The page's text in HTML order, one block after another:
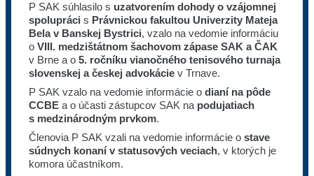
P SAK súhlasilo s uzatvorením dohody o vzájomnej
spolupráci s Právnickou fakultou Univerzity Mateja
Bela v Banskej Bystrici, vzalo na vedomie informáciu
o VIII. medzištátnom šachovom zápase SAK a ČAK
v Brne a o 5. ročníku vianočného tenisového turnaja
slovenskej a českej advokácie v Trnave.
P SAK vzalo na vedomie informácie o dianí na pôde
CCBE a o účasti zástupcov SAK napodujatiach
s medzinárodným prvkom.
Členovia P SAK vzali na vedomie informácie o stave
súdnych konaní v statusových veciach, v ktorých je
komora účastníkom.